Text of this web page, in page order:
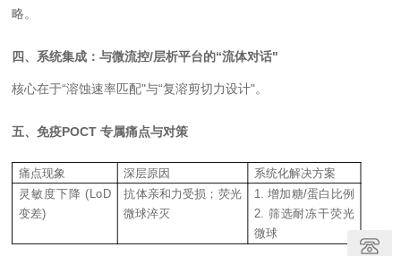
略。
四、系统集成：与微流控/层析平台的“流体对话"
核心在于“溶蚀速率匹配"与“复溶剪切力设计"。
五、免疫POCT 专属痛点与对策
痛点现象 深层原因
系统化解决方案
灵敏度下降 (LoD
变差)
抗体亲和力受损；荧光
微球淬灭
1. 增加糖/蛋白比例
2. 筛选耐冻干荧光
微球